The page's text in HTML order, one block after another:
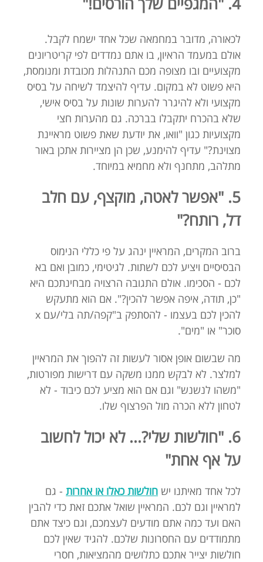
לכאורה, מדובר במחמאה שכל אחד ישמח לקבל.
אולם במעמד הראיון, בו אתם נמדדים לפי קריטריונים
מקצועיים ובו מצופה מכם התנהלות מכובדת ומנומסת,
היא פשוט לא במקום. עדיף להיצמד לשיחה על בסיס
מקצועי ולא להיגרר להערות שונות על בסיס אישי,
שלא בהכרח יתקבלו בברכה. גם מהערות חצי
מקצועיות כגון "וואו, את יודעת שאת פשוט מראיינת
מצוינת?" עדיף להימנע, שכן הן מציירות אתכן באור
מתלהב, מתחנף ולא מחמיא במיוחד.
5. "אפשר לאטה, מוקצף, עם חלב
דל, רותח?"
ברוב המקרים, המראיין ינהג על פי כללי הנימוס
הבסיסיים ויציע לכם לשתות. לגיטימי, כמובן ואם בא
לכם - הסכימו. אולם התגובה הרצויה מבחינתכם היא
"כן, תודה, איפה אפשר להכין?". אם הוא מתעקש
להכין לכם בעצמו - להסתפק ב"קפה/תה בלי/עם x
סוכר" או "מים".
מה שבשום אופן אסור לעשות זה להפוך את המראיין
למלצר. לא לבקש ממנו משקה עם דרישות מפורטות,
"משהו לנשנש" וגם אם הוא מציע לכם כיבוד - לא
לטחון ללא הכרה מול הפרצוף שלו.
6. "חולשות שלי?... לא יכול לחשוב
על אף אחת"
לכל אחד מאיתנו יש חולשות כאלו או אחרות - גם
למראיין וגם לכם. המראיין שואל אתכם זאת כדי להבין
האם ועד כמה אתם מודעים לעצמכם, וגם כיצד אתם
מתמודדים עם החסרונות שלכם. להגיד שאין לכם
חולשות יצייר אתכם כתלושים מהמציאות, חסרי